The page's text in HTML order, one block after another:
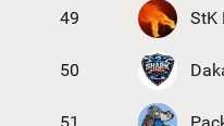
49 StK
50